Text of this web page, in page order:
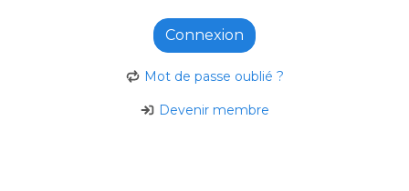
Connexion
Mot de passe oublié ?
Devenir membre